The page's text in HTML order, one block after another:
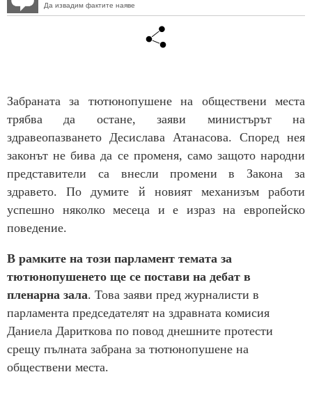
Да извадим фактите наяве
Забраната за тютюнопушене на обществени места
трябва да остане, заяви министърът на
здравеопазването Десислава Атанасова. Според нея
законът не бива да се променя, само защото народни
представители са внесли промени в Закона за
здравето. По думите й новият механизъм работи
успешно няколко месеца и е израз на европейско
поведение.
В рамките на този парламент темата за
тютюнопушенето ще се постави на дебат в
пленарна зала. Това заяви пред журналисти в
парламента председателят на здравната комисия
Даниела Дариткова по повод днешните протести
срещу пълната забрана за тютюнопушене на
обществени места.